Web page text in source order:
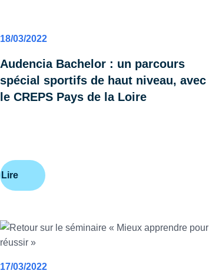
18/03/2022
Audencia Bachelor : un parcours
spécial sportifs de haut niveau, avec
le CREPS Pays de la Loire
Lire
17/03/2022